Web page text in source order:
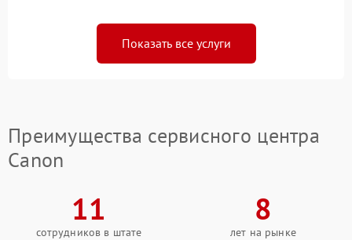
Показать все услуги
Преимущества сервисного центра
Canon
11
сотрудников в штате
8
лет на рынке